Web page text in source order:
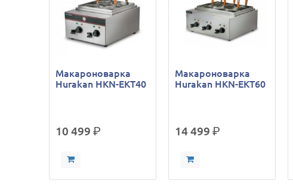
Макароноварка
Hurakan HKN-EKT40
10 499р.
Макароноварка
Hurakan HKN-EKT60
14 499р.